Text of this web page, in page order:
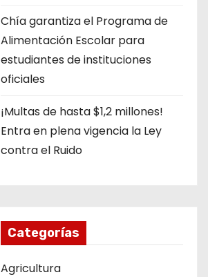
Chía garantiza el Programa de
Alimentación Escolar para
estudiantes de instituciones
oficiales
¡Multas de hasta $1,2 millones!
Entra en plena vigencia la Ley
contra el Ruido
Categorías
Agricultura